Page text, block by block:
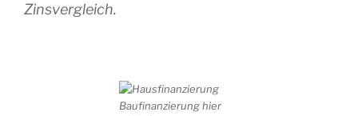
Zinsvergleich.